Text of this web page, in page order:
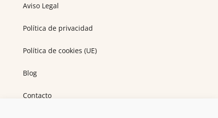
Aviso Legal
Política de privacidad
Política de cookies (UE)
Blog
Contacto